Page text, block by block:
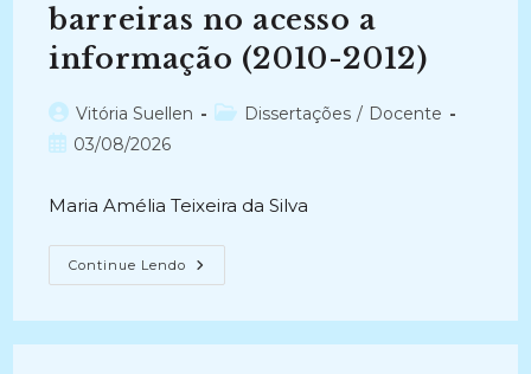
barreiras no acesso a
informação (2010-2012)
Autor
do
Vitória Suellen
Categoria
Dissertações / Docente
Post03/08/2026
Maria Amélia Teixeira da Silva
Continue Lendo ARQUITETURA
DA
DE